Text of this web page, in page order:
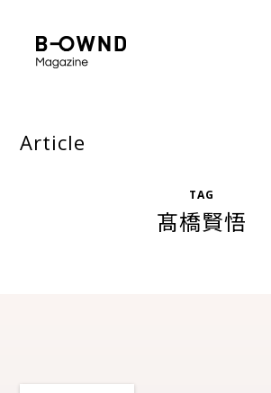
Article
TAG
髙橋賢悟